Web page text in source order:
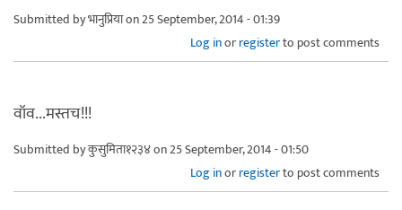
Submitted byभानुप्रियाon 25 September, 2014 - 01:39
Log inorregisterto post comments
वॉव...मस्तच!!!
Submitted byकुसुमिता१२३४on 25 September, 2014 - 01:50
Log inorregisterto post comments